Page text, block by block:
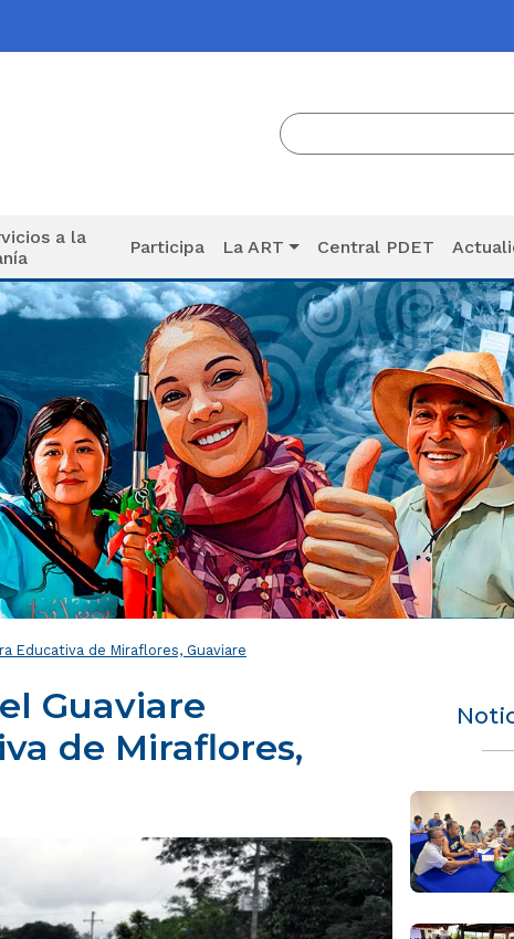
a la
Participa La ART Central PDET
Educativa de Miraflores, Guaviare
Guaviare
de Miraflores,